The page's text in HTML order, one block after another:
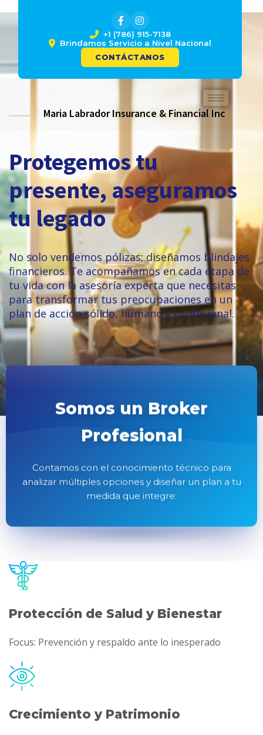
+1 (786) 915-7138
Brindamos Servicio a Nivel Nacional
CONTÁCTANOS
Maria Labrador Insurance & Financial Inc
Protegemos tu
presente, aseguramos
tu legado
No solo vendemos pólizas; diseñamos blindajes
financieros. Te acompañamos en cada etapa de
tu vida con la asesoría experta que necesitas
para transformar tus preocupaciones en un
plan de acción sólido, humano y profesional.
Somos un Broker
Profesional
Contamos con el conocimiento técnico para
analizar múltiples opciones y diseñar un plan a tu
medida que integre:
Protección de Salud y Bienestar
Focus: Prevención y respaldo ante lo inesperado
Crecimiento y Patrimonio